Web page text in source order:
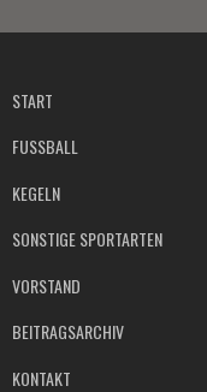
START
FUSSBALL
KEGELN
SONSTIGE SPORTARTEN
VORSTAND
BEITRAGSARCHIV
KONTAKT